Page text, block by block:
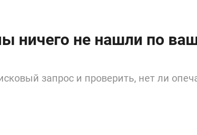
ничего не нашли по
запрос и проверить, нет ли